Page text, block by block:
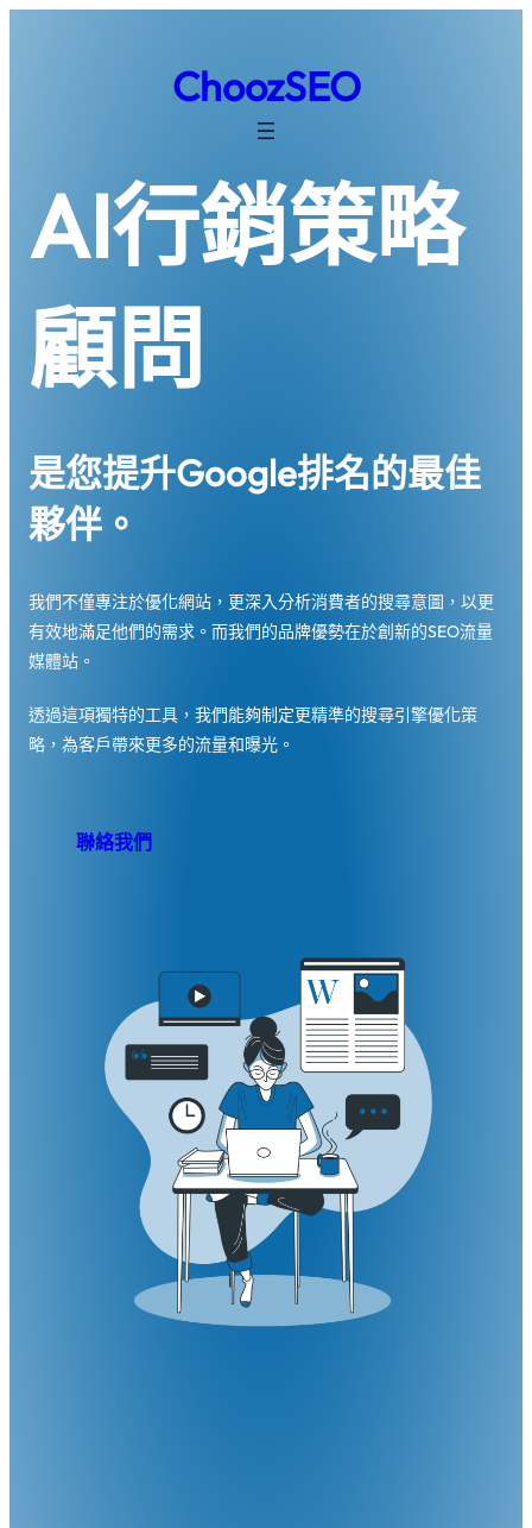
ChoozSEO
AI行銷策略
顧問
是您提升Google排名的最佳
夥伴。
我們不僅專注於優化網站，更深入分析消費者的搜尋意圖，以更
有效地滿足他們的需求。而我們的品牌優勢在於創新的SEO流量
媒體站。
透過這項獨特的工具，我們能夠制定更精準的搜尋引擎優化策
略，為客戶帶來更多的流量和曝光。
聯絡我們